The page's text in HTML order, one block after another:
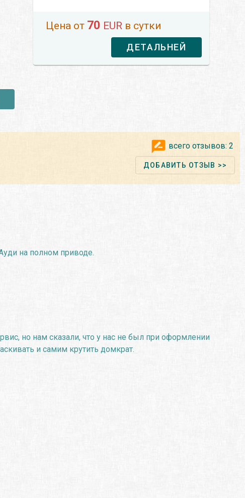
Цена от 70 EUR в сутки
ДЕТАЛЬНЕЙ
всего отзывов: 2
ДОБАВИТЬ ОТЗЫВ >>
на полном приводе.
но нам сказали, что у нас не был при оформлении
и самим крутить домкрат.